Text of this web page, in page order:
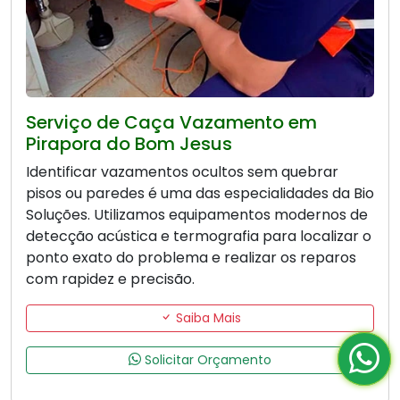
Serviço de Caça Vazamento em
Pirapora do Bom Jesus
Identificar vazamentos ocultos sem quebrar
pisos ou paredes é uma das especialidades da Bio
Soluções. Utilizamos equipamentos modernos de
detecção acústica e termografia para localizar o
ponto exato do problema e realizar os reparos
com rapidez e precisão.
Saiba Mais
Solicitar Orçamento